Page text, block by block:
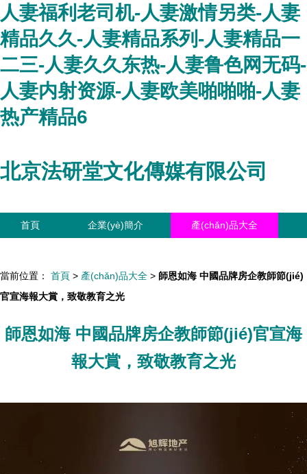
人妻福利老司机-人妻激情另类-人妻
精品久久-人妻精品系列-人妻精品一
二三-人妻久久东热-人妻鲁色网无码-
人妻内射资源-人妻欧美啪啪啪-人妻
热产精品6
北京法研堂文化傳媒有限公司
首頁 企業(yè)簡介 產(chǎn)品大全
當前位置： 首頁 > 產(chǎn)品大全 > 師恩如海 中國品牌房企教師節(jié)
官宣海報大賞，致敬教育之光
師恩如海 中國品牌房企教師節(jié)官宣海
報大賞，致敬教育之光